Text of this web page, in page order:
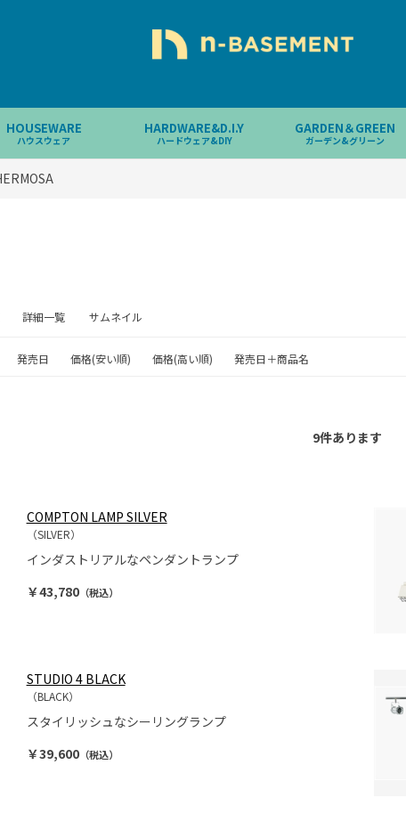
HOUSEWARE
ハウスウェア
HARDWARE&D.I.Y
ハードウェア&DIY
GARDEN＆GREEN
ガーデン&グリーン
詳細一覧 サムネイル
発売日 価格(安い順) 価格(高い順) 発売日＋商品名
9件あります
COMPTON LAMP SILVER
（SILVER）
インダストリアルなペンダントランプ
￥43,780（税込）
STUDIO 4 BLACK
（BLACK）
スタイリッシュなシーリングランプ
￥39,600（税込）